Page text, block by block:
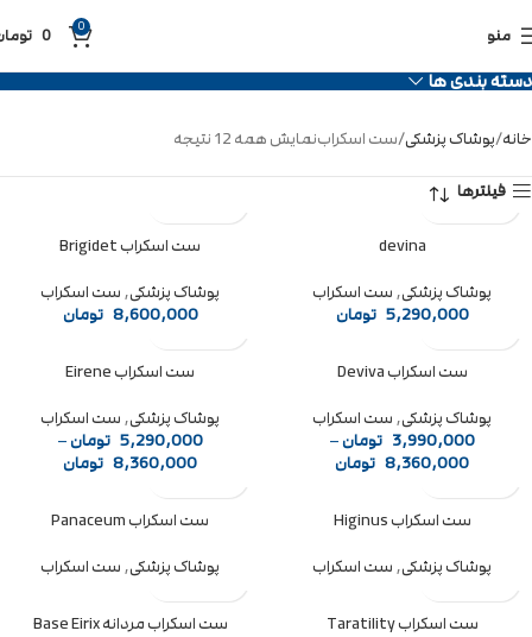
منو 0
0
دسته بندی ها
خانه پوشاک پزشکی ست اسکرابنمایش همه 12 نتیجه
فیلتر‌ها
devina
پوشاک پزشکی, ست اسکراب
5,290,000 تومان
ست اسکراب Brigidet
پوشاک پزشکی, ست اسکراب
8,600,000 تومان
ست اسکراب Deviva
پوشاک پزشکی, ست اسکراب
3,990,000 تومان–
8,360,000 تومان
ست اسکراب Eirene
پوشاک پزشکی, ست اسکراب
5,290,000 تومان–
8,360,000 تومان
فروخته شدهست اسکراب Higinus
پوشاک پزشکی, ست اسکراب
فروخته شدهست اسکراب Panaceum
پوشاک پزشکی, ست اسکراب
فروخته شدهست اسکراب Taratility
ست اسکراب مردانه Base Eirix